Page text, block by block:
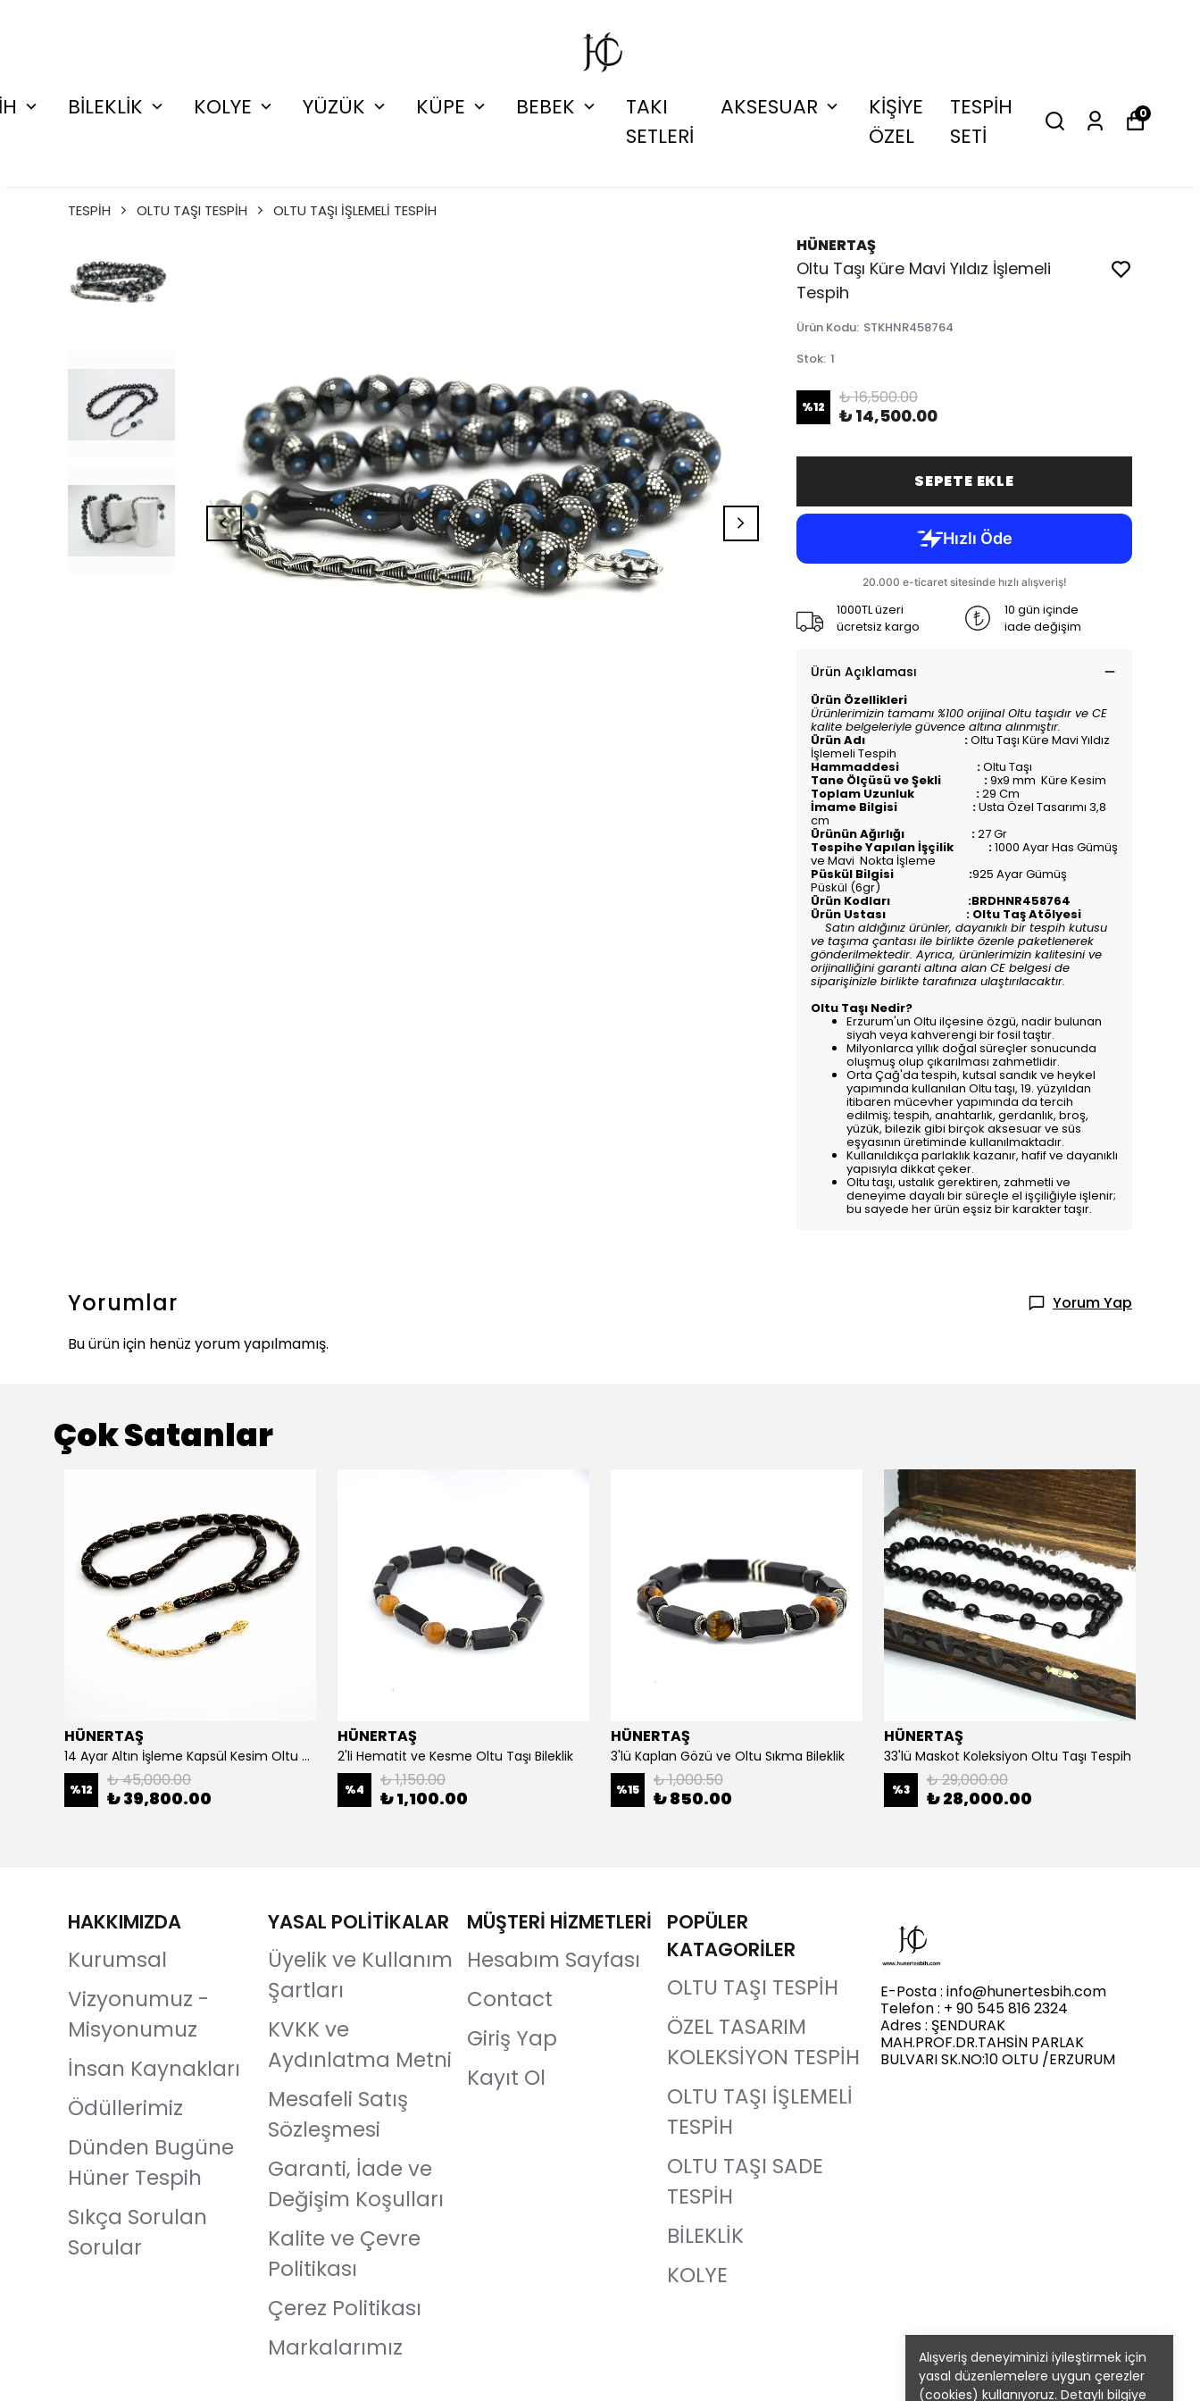
BİLEKLİK KOLYE YÜZÜK KÜPE BEBEK
TAKI
SETLERİ
AKSESUAR
KİŞİYE
ÖZEL
TESPİH
SETİ
0
Alışveriş deneyiminizi iyileştirmek için
yasal düzenlemelere uygun çerezler
(cookies) kullanıyoruz. Detaylı bilgiye
TESPİH OLTU TAŞI TESPİH OLTU TAŞI İŞLEMELİ TESPİH
HÜNERTAŞ
Oltu Taşı Küre Mavi Yıldız İşlemeli
Tespih
Ürün Kodu: STKHNR458764
Stok: 1
%12 ₺ 16,500.00
₺ 14,500.00
SEPETE EKLE
1000TL üzeri
ücretsiz kargo
10 gün içinde
iade değişim
Ürün Açıklaması
Ürün Özellikleri
Ürünlerimizin tamamı %100 orijinal Oltu taşıdır ve CE
kalite belgeleriyle güvence altına alınmıştır.
Ürün Adı :Oltu Taşı Küre Mavi Yıldız
İşlemeli Tespih
Hammaddesi :Oltu Taşı
Tane Ölçüsü ve Şekli :9x9 mm Küre Kesim
Toplam Uzunluk :29 Cm
İmame Bilgisi :Usta Özel Tasarımı 3,8
cm
Ürünün Ağırlığı :27 Gr
Tespihe Yapılan İşçilik :1000 Ayar Has Gümüş
ve Mavi Nokta İşleme
Püskül Bilgisi :925 Ayar Gümüş
Püskül (6gr)
Ürün Kodları :BRDHNR458764
Ürün Ustası : Oltu Taş Atölyesi
Satın aldığınız ürünler, dayanıklı bir tespih kutusu
ve taşıma çantası ile birlikte özenle paketlenerek
gönderilmektedir. Ayrıca, ürünlerimizin kalitesini ve
orijinalliğini garanti altına alan CE belgesi de
siparişinizle birlikte tarafınıza ulaştırılacaktır.
Oltu Taşı Nedir?
Erzurum'un Oltu ilçesine özgü, nadir bulunan
siyah veya kahverengi bir fosil taştır.
Milyonlarca yıllık doğal süreçler sonucunda
oluşmuş olup çıkarılması zahmetlidir.
Orta Çağ'da tespih, kutsal sandık ve heykel
yapımında kullanılan Oltu taşı, 19. yüzyıldan
itibaren mücevher yapımında da tercih
edilmiş; tespih, anahtarlık, gerdanlık, broş,
yüzük, bilezik gibi birçok aksesuar ve süs
eşyasının üretiminde kullanılmaktadır.
Kullanıldıkça parlaklık kazanır, hafif ve dayanıklı
yapısıyla dikkat çeker.
Oltu taşı, ustalık gerektiren, zahmetli ve
deneyime dayalı bir süreçle el işçiliğiyle işlenir;
bu sayede her ürün eşsiz bir karakter taşır.
Yorumlar
Yorum Yap
Bu ürün için henüz yorum yapılmamış.
Çok Satanlar
HÜNERTAŞ
14 Ayar Altın İşleme Kapsül Kesim Oltu Taşı Tespih
%12 ₺ 45,000.00
₺ 39,800.00
HÜNERTAŞ
2'li Hematit ve Kesme Oltu Taşı Bileklik
%4 ₺ 1,150.00
₺ 1,100.00
HÜNERTAŞ
3'lü Kaplan Gözü ve Oltu Sıkma Bileklik
%15 ₺ 1,000.50
₺ 850.00
HÜNERTAŞ
33'lü Maskot Koleksiyon Oltu Taşı Tespih
%3 ₺ 29,000.00
₺ 28,000.00
HAKKIMIZDA
Kurumsal
Vizyonumuz -
Misyonumuz
İnsan Kaynakları
Ödüllerimiz
Dünden Bugüne
Hüner Tespih
Sıkça Sorulan
Sorular
YASAL POLİTİKALAR
Üyelik ve Kullanım
Şartları
KVKK ve
Aydınlatma Metni
Mesafeli Satış
Sözleşmesi
Garanti, İade ve
Değişim Koşulları
Kalite ve Çevre
Politikası
Çerez Politikası
Markalarımız
MÜŞTERİ HİZMETLERİ
Hesabım Sayfası
Contact
Giriş Yap
Kayıt Ol
POPÜLER
KATAGORİLER
OLTU TAŞI TESPİH
ÖZEL TASARIM
KOLEKSİYON TESPİH
OLTU TAŞI İŞLEMELİ
TESPİH
OLTU TAŞI SADE
TESPİH
BİLEKLİK
KOLYE
E-Posta : info@hunertesbih.com
Telefon : + 90 545 816 2324
Adres : ŞENDURAK
MAH.PROF.DR.TAHSİN PARLAK
BULVARI SK.NO:10 OLTU /ERZURUM